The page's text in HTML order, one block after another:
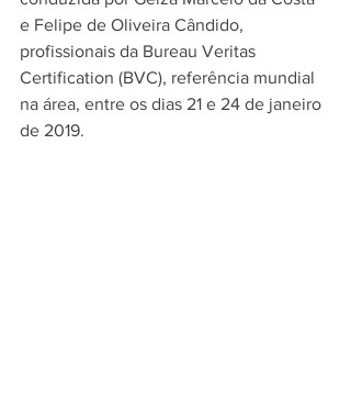
e Felipe de Oliveira Cândido,
profissionais da Bureau Veritas
Certification (BVC), referência mundial
na área, entre os dias 21 e 24 de janeiro
de 2019.